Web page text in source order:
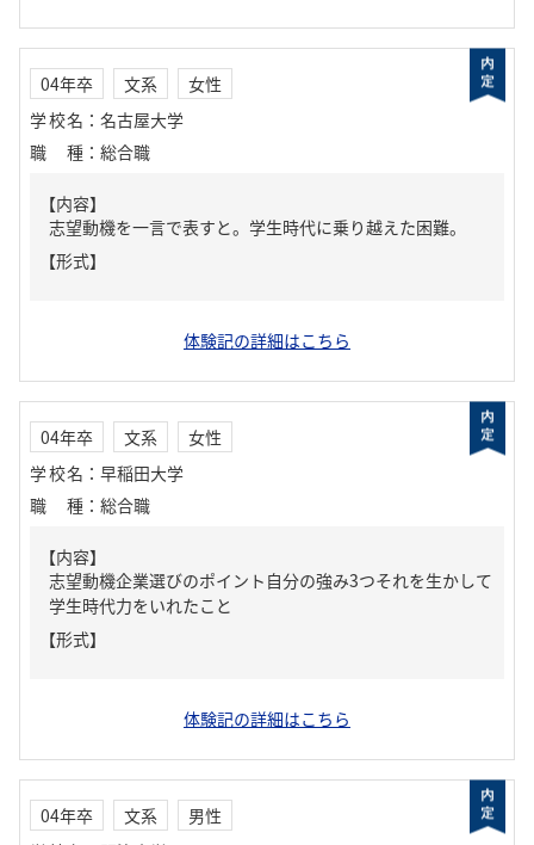
04年卒 文系
女性
学校名 ： 名古屋大学
職種 ： 総合職
【内容】
志望動機を一言で表すと。学生時代に乗り越えた困難。
【形式】
体験記の詳細はこちら
04年卒 文系
女性
学校名 ： 早稲田大学
職種 ： 総合職
【内容】
志望動機企業選びのポイント自分の強み3つそれを生かして
学生時代力をいれたこと
【形式】
体験記の詳細はこちら
04年卒 文系
男性